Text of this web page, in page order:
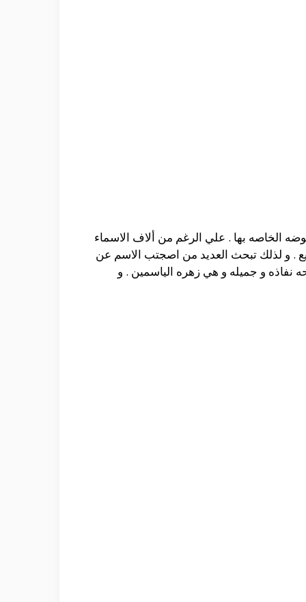
الخاصه بها . علي الرغم من ألاف الاسماء
. و لذلك تبحث العديد من اصجتب الاسم عن
نفاذه و جميله و هي زهره الياسمين . و